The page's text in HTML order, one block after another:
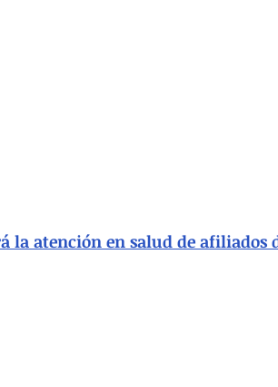
atención en salud de afiliados